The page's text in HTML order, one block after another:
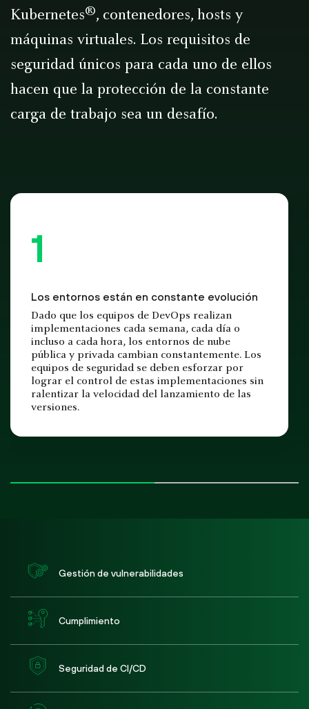
Kubernetes®, contenedores, hosts y
máquinas virtuales. Los requisitos de
seguridad únicos para cada uno de ellos
hacen que la protección de la constante
carga de trabajo sea un desafío.
Los entornos están en constante evolución
Dado que los equipos de DevOps realizan
implementaciones cada semana, cada día o
incluso a cada hora, los entornos de nube
pública y privada cambian constantemente. Los
equipos de seguridad se deben esforzar por
lograr el control de estas implementaciones sin
ralentizar la velocidad del lanzamiento de las
versiones.
Gestión de vulnerabilidades
Cumplimiento
Seguridad de CI/CD